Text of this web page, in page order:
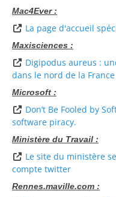
Mac4Ever :
La page d'accueil
Maxisciences :
Digipodus aureus :
dans le nord de la France
Microsoft :
Don’t Be Fooled by
software piracy.
Ministère du Travail :
Le site du ministère
compte twitter
Rennes.maville.com :